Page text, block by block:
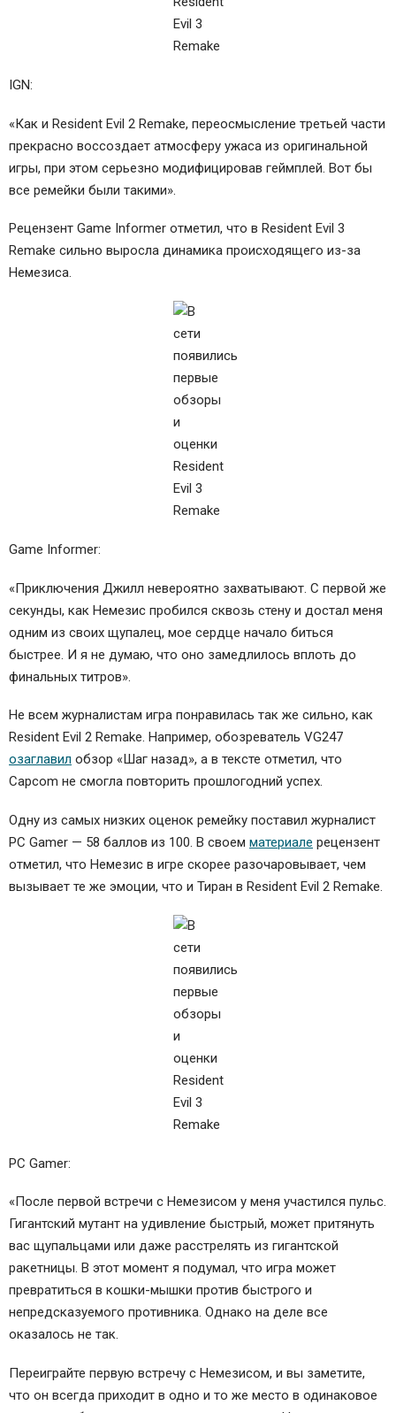
IGN:
«Как и Resident Evil 2 Remake, переосмысление третьей части
прекрасно воссоздает атмосферу ужаса из оригинальной
игры, при этом серьезно модифицировав геймплей. Вот бы
все ремейки были такими».
Рецензент Game Informer отметил, что в Resident Evil 3
Remake сильно выросла динамика происходящего из-за
Немезиса.
Game Informer:
«Приключения Джилл невероятно захватывают. С первой же
секунды, как Немезис пробился сквозь стену и достал меня
одним из своих щупалец, мое сердце начало биться
быстрее. И я не думаю, что оно замедлилось вплоть до
финальных титров».
Не всем журналистам игра понравилась так же сильно, как
Resident Evil 2 Remake. Например, обозреватель VG247
озаглавил обзор «Шаг назад», а в тексте отметил, что
Capcom не смогла повторить прошлогодний успех.
Одну из самых низких оценок ремейку поставил журналист
PC Gamer — 58 баллов из 100. В своем материале рецензент
отметил, что Немезис в игре скорее разочаровывает, чем
вызывает те же эмоции, что и Тиран в Resident Evil 2 Remake.
PC Gamer:
«После первой встречи с Немезисом у меня участился пульс.
Гигантский мутант на удивление быстрый, может притянуть
вас щупальцами или даже расстрелять из гигантской
ракетницы. В этот момент я подумал, что игра может
превратиться в кошки-мышки против быстрого и
непредсказуемого противника. Однако на деле все
оказалось не так.
Переиграйте первую встречу с Немезисом, и вы заметите,
что он всегда приходит в одно и то же место в одинаковое